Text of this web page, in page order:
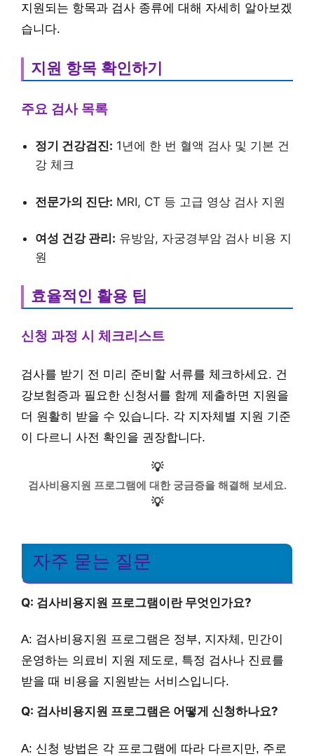
지원되는 항목과 검사 종류에 대해 자세히 알아보겠
습니다.
지원 항목 확인하기
주요 검사 목록
정기 건강검진: 1년에 한 번 혈액 검사 및 기본 건
강 체크
전문가의 진단: MRI, CT 등 고급 영상 검사 지원
여성 건강 관리: 유방암, 자궁경부암 검사 비용 지
원
효율적인 활용 팁
신청 과정 시 체크리스트
검사를 받기 전 미리 준비할 서류를 체크하세요. 건
강보험증과 필요한 신청서를 함께 제출하면 지원을
더 원활히 받을 수 있습니다. 각 지자체별 지원 기준
이 다르니 사전 확인을 권장합니다.
💡
검사비용지원 프로그램에 대한 궁금증을 해결해 보세요.
💡
자주 묻는 질문
Q: 검사비용지원 프로그램이란 무엇인가요?
A: 검사비용지원 프로그램은 정부, 지자체, 민간이
운영하는 의료비 지원 제도로, 특정 검사나 진료를
받을 때 비용을 지원받는 서비스입니다.
Q: 검사비용지원 프로그램은 어떻게 신청하나요?
A: 신청 방법은 각 프로그램에 따라 다르지만, 주로